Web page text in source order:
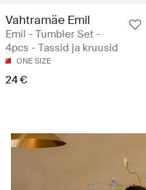
Vahtramäe Emil
Emil - Tumbler Set -
4pcs - Tassid ja kruusid
ONE SIZE
24 €